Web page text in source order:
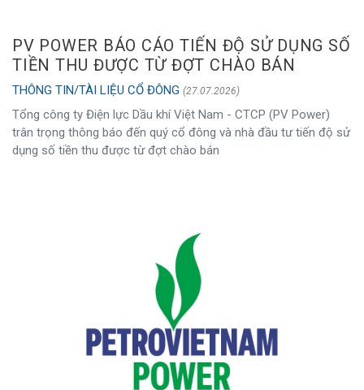
PV POWER BÁO CÁO TIẾN ĐỘ SỬ DỤNG SỐ
TIỀN THU ĐƯỢC TỪ ĐỢT CHÀO BÁN
THÔNG TIN/TÀI LIỆU CỔ ĐÔNG (27.07.2026)
Tổng công ty Điện lực Dầu khí Việt Nam - CTCP (PV Power)
trân trọng thông báo đến quý cổ đông và nhà đầu tư tiến độ sử
dụng số tiền thu được từ đợt chào bán